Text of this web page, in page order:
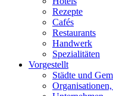
Rezepte
Cafés
Restaurants
Handwerk
Spezialitäten
Vorgestellt
Städte und